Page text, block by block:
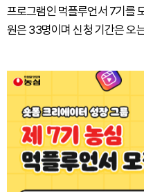
프로그램인 먹플루언서 7기를
원은 33명이며 신청 기간은 오